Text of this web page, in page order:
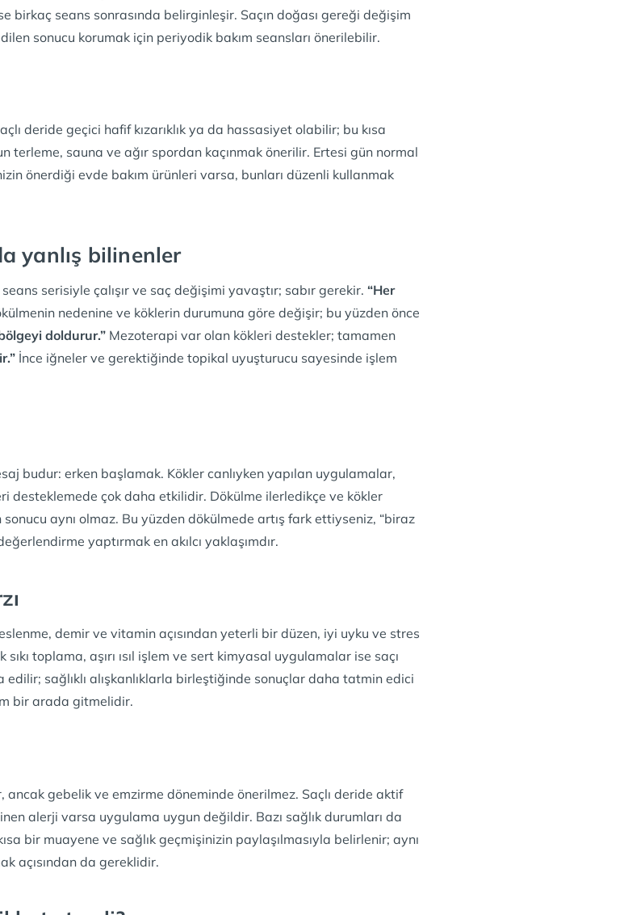
birkaç seans sonrasında belirginleşir. Saçın doğası gereği değişim
sonucu korumak için periyodik bakım seansları önerilebilir.
deride geçici hafif kızarıklık ya da hassasiyet olabilir; bu kısa
terleme, sauna ve ağır spordan kaçınmak önerilir. Ertesi gün normal
önerdiği evde bakım ürünleri varsa, bunları düzenli kullanmak
yanlış bilinenler
serisiyle çalışır ve saç değişimi yavaştır; sabır gerekir. “Her
nedenine ve köklerin durumuna göre değişir; bu yüzden önce
doldurur.” Mezoterapi var olan kökleri destekler; tamamen
İnce iğneler ve gerektiğinde topikal uyuşturucu sayesinde işlem
budur: erken başlamak. Kökler canlıyken yapılan uygulamalar,
desteklemede çok daha etkilidir. Dökülme ilerledikçe ve kökler
aynı olmaz. Bu yüzden dökülmede artış fark ettiyseniz, “biraz
yaptırmak en akılcı yaklaşımdır.
demir ve vitamin açısından yeterli bir düzen, iyi uyku ve stres
toplama, aşırı ısıl işlem ve sert kimyasal uygulamalar ise saçı
sağlıklı alışkanlıklarla birleştiğinde sonuçlar daha tatmin edici
bir arada gitmelidir.
gebelik ve emzirme döneminde önerilmez. Saçlı deride aktif
alerji varsa uygulama uygun değildir. Bazı sağlık durumları da
bir muayene ve sağlık geçmişinizin paylaşılmasıyla belirlenir; aynı
açısından da gereklidir.